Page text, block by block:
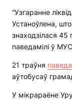
“Узгаранне
Устаноўлена,
знаходзілася
паведамілі ў
21 траўня
аўтобусаў
У мікрараёне